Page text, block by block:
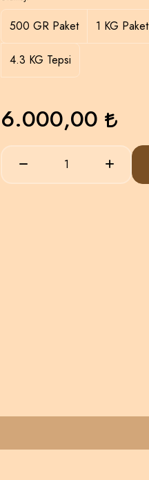
500 GR Paket 1 KG Paket
4.3 KG Tepsi
6.000,00